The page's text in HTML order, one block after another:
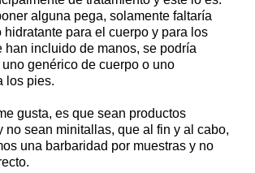
alguna pega, solamente faltaría
hidratante para el cuerpo y para los
han incluido de manos, se podría
genérico de cuerpo o uno
los pies.
gusta, es que sean productos
no sean minitallas, que al fin y al cabo,
una barbaridad por muestras y no